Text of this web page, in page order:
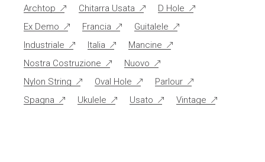
Archtop
Chitarra Usata
D Hole
Ex Demo
Francia
Guitalele
Industriale
Italia
Mancine
Nostra Costruzione
Nuovo
Nylon String
Oval Hole
Parlour
Spagna
Ukulele Usato Vintage